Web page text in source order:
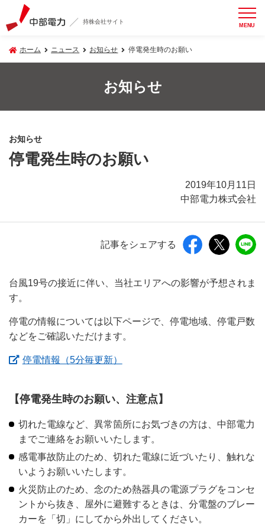
持株会社サイト MENU
ホーム ニュース お知らせ 停電発生時のお願い
お知らせ
お知らせ
停電発生時のお願い
2019年10月11日
中部電力株式会社
記事をシェアする
台風19号の接近に伴い、当社エリアへの影響が予想されま
す。
停電の情報については以下ページで、停電地域、停電戸数
などをご確認いただけます。
停電情報（5分毎更新）
【停電発生時のお願い、注意点】
切れた電線など、異常箇所にお気づきの方は、中部電力
までご連絡をお願いいたします。
感電事故防止のため、切れた電線に近づいたり、触れな
いようお願いいたします。
火災防止のため、念のため熱器具の電源プラグをコンセ
ントから抜き、屋外に避難するときは、分電盤のブレー
カーを「切」にしてから外出してください。